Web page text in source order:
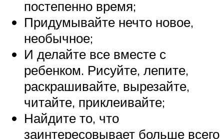
постепенно время;
Придумывайте нечто новое,
необычное;
И делайте все вместе с
ребенком. Рисуйте, лепите,
раскрашивайте, вырезайте,
читайте, приклеивайте;
Найдите то, что
заинтересовывает больше всего